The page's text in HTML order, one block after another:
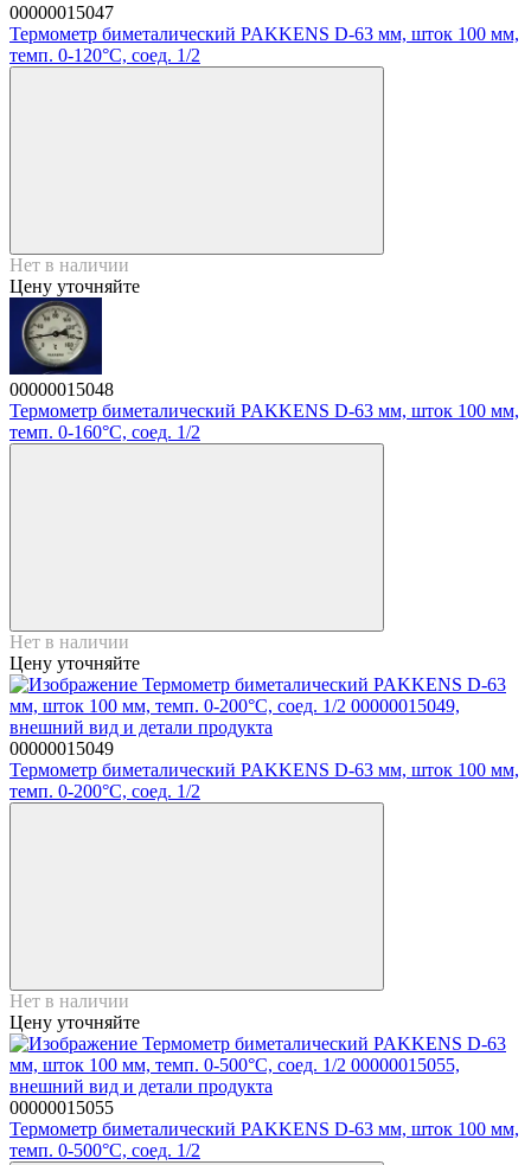
00000015047
Термометр биметалический PAKKENS D-63 мм, шток 100 мм,
темп. 0-120°C, соед. 1/2
Нет в наличии
Цену уточняйте
00000015048
Термометр биметалический PAKKENS D-63 мм, шток 100 мм,
темп. 0-160°C, соед. 1/2
Нет в наличии
Цену уточняйте
00000015049
Термометр биметалический PAKKENS D-63 мм, шток 100 мм,
темп. 0-200°C, соед. 1/2
Нет в наличии
Цену уточняйте
00000015055
Термометр биметалический PAKKENS D-63 мм, шток 100 мм,
темп. 0-500°C, соед. 1/2